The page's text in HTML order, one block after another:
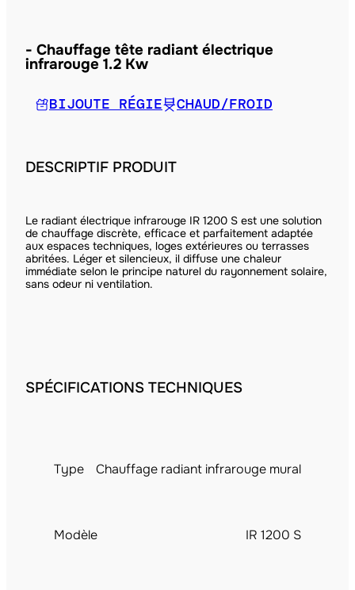
Chauffage tête radiant électrique
infrarouge 1.2 Kw
BIJOUTE RÉGIE CHAUD/FROID
DESCRIPTIF PRODUIT
Le radiant électrique infrarouge IR 1200 S est une solution
de chauffage discrète, efficace et parfaitement adaptée
aux espaces techniques, loges extérieures ou terrasses
abritées. Léger et silencieux, il diffuse une chaleur
immédiate selon le principe naturel du rayonnement solaire,
sans odeur ni ventilation.
SPÉCIFICATIONS TECHNIQUES
Type Chauffage radiant infrarouge mural
Modèle IR 1200 S